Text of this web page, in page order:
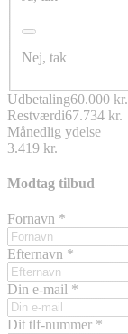
Nej, tak
Udbetaling60.000 kr.
Restværdi67.734 kr.
Månedlig ydelse
3.419 kr.
Modtag tilbud
Fornavn *
Efternavn *
Din e-mail *
Dit tlf-nummer *